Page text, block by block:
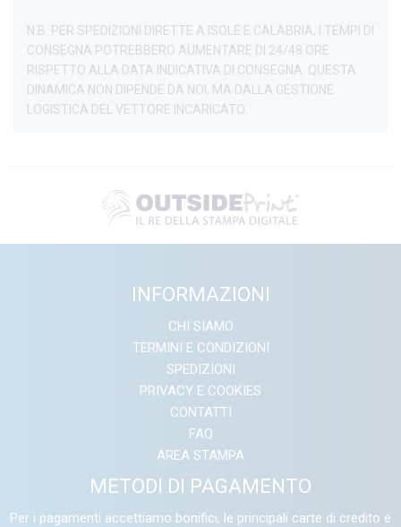
N.B. PER SPEDIZIONI DIRETTE A ISOLE E CALABRIA, I TEMPI DI
CONSEGNA POTREBBERO AUMENTARE DI 24/48 ORE
RISPETTO ALLA DATA INDICATIVA DI CONSEGNA. QUESTA
DINAMICA NON DIPENDE DA NOI, MA DALLA GESTIONE
LOGISTICA DEL VETTORE INCARICATO.
INFORMAZIONI
CHI SIAMO
TERMINI E CONDIZIONI
SPEDIZIONI
PRIVACY E COOKIES
CONTATTI
FAQ
AREA STAMPA
METODI DI PAGAMENTO
Per i pagamenti accettiamo bonifici, le principali carte di credito e